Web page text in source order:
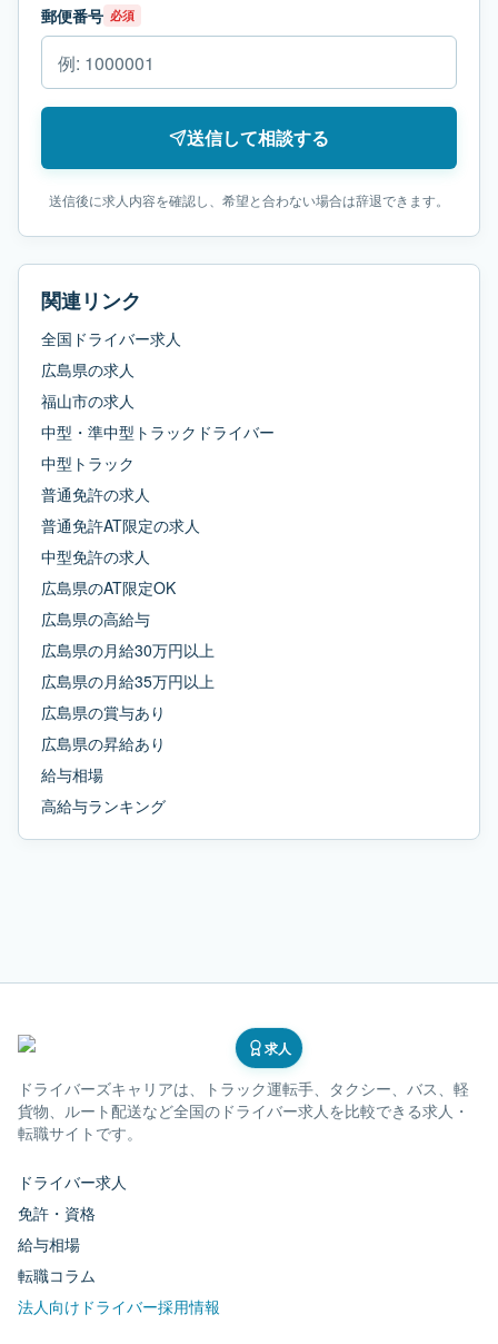
郵便番号 必須
送信して相談する
送信後に求人内容を確認し、希望と合わない場合は辞退できます。
関連リンク
全国ドライバー求人
広島県の求人
福山市の求人
中型・準中型トラックドライバー
中型トラック
普通免許の求人
普通免許AT限定の求人
中型免許の求人
広島県のAT限定OK
広島県の高給与
広島県の月給30万円以上
広島県の月給35万円以上
広島県の賞与あり
広島県の昇給あり
給与相場
高給与ランキング
求人
ドライバーズキャリアは、トラック運転手、タクシー、バス、軽
貨物、ルート配送など全国のドライバー求人を比較できる求人・
転職サイトです。
ドライバー求人
免許・資格
給与相場
転職コラム
法人向けドライバー採用情報